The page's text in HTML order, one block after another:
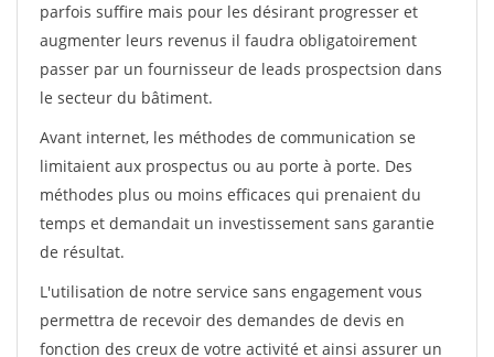
parfois suffire mais pour les désirant progresser et
augmenter leurs revenus il faudra obligatoirement
passer par un fournisseur de leads prospectsion dans
le secteur du bâtiment.
Avant internet, les méthodes de communication se
limitaient aux prospectus ou au porte à porte. Des
méthodes plus ou moins efficaces qui prenaient du
temps et demandait un investissement sans garantie
de résultat.
L'utilisation de notre service sans engagement vous
permettra de recevoir des demandes de devis en
fonction des creux de votre activité et ainsi assurer un